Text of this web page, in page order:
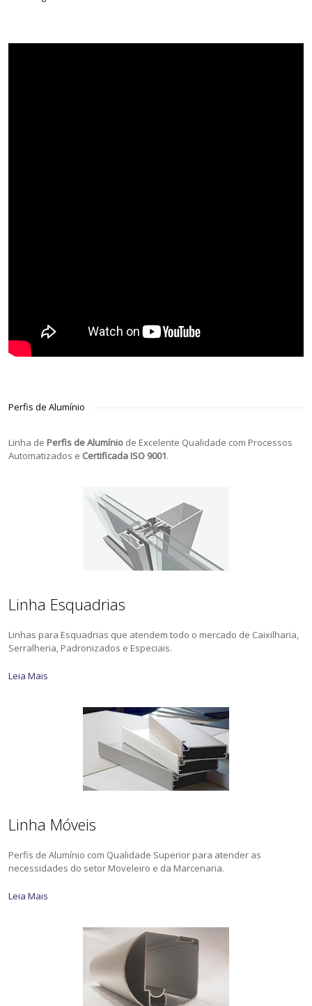
Perfis de Alumínio
Linha de Perfis de Alumínio de Excelente Qualidade com Processos
Automatizados e Certificada ISO 9001.
Linha Esquadrias
Linhas para Esquadrias que atendem todo o mercado de Caixilharia,
Serralheria, Padronizados e Especiais.
Leia Mais
Linha Móveis
Perfis de Alumínio com Qualidade Superior para atender as
necessidades do setor Moveleiro e da Marcenaria.
Leia Mais